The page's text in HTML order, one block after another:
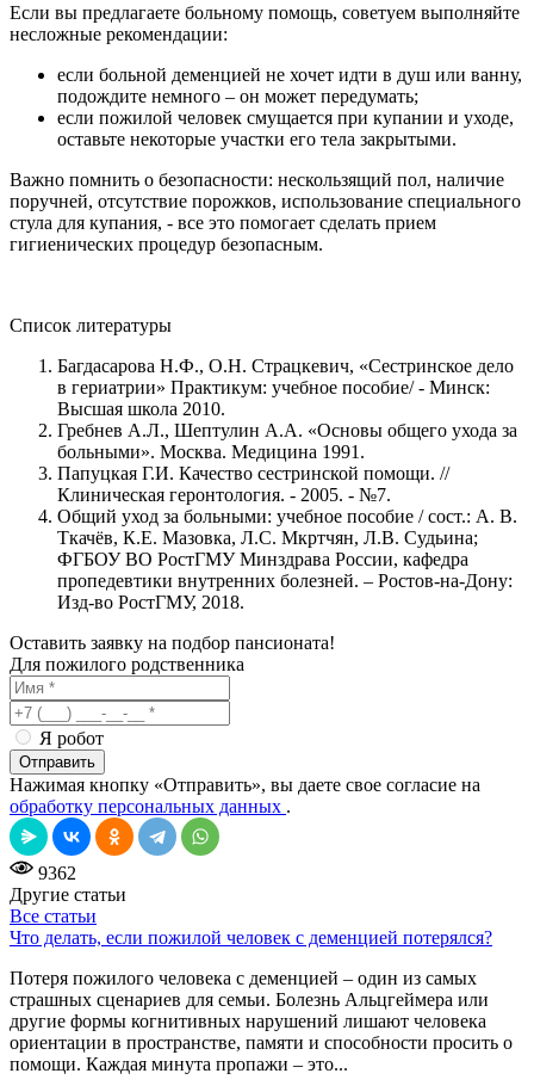
Если вы предлагаете больному помощь, советуем выполняйте
несложные рекомендации:
если больной деменцией не хочет идти в душ или ванну,
подождите немного – он может передумать;
если пожилой человек смущается при купании и уходе,
оставьте некоторые участки его тела закрытыми.
Важно помнить о безопасности: нескользящий пол, наличие
поручней, отсутствие порожков, использование специального
стула для купания, - все это помогает сделать прием
гигиенических процедур безопасным.
Список литературы
Багдасарова Н.Ф., О.Н. Страцкевич, «Сестринское дело
в гериатрии» Практикум: учебное пособие/ - Минск:
Высшая школа 2010.
Гребнев А.Л., Шептулин А.А. «Основы общего ухода за
больными». Москва. Медицина 1991.
Папуцкая Г.И. Качество сестринской помощи. //
Клиническая геронтология. - 2005. - №7.
Общий уход за больными: учебное пособие / сост.: А. В.
Ткачёв, К.Е. Мазовка, Л.С. Мкртчян, Л.В. Судьина;
ФГБОУ ВО РостГМУ Минздрава России, кафедра
пропедевтики внутренних болезней. – Ростов-на-Дону:
Изд-во РостГМУ, 2018.
Оставить заявку на подбор пансионата!
Для пожилого родственника
Я робот
Отправить
Нажимая кнопку «Отправить», вы даете свое согласие на
обработку персональных данных .
9362
Другие статьи
Все статьи
Что делать, если пожилой человек с деменцией потерялся?
Потеря пожилого человека с деменцией – один из самых
страшных сценариев для семьи. Болезнь Альцгеймера или
другие формы когнитивных нарушений лишают человека
ориентации в пространстве, памяти и способности просить о
помощи. Каждая минута пропажи – это...